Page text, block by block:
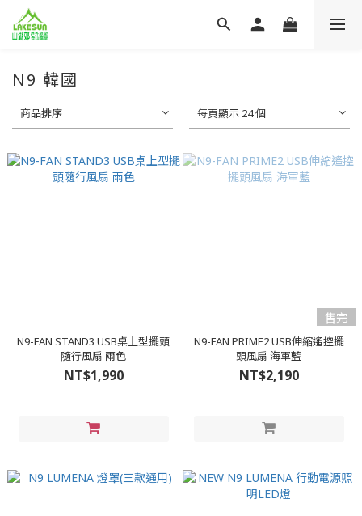
N9 韓國
商品排序 每頁顯示 24 個
N9-FAN STAND3 USB桌上型擺頭
隨行風扇 兩色
NT$1,990
售完
N9-FAN PRIME2 USB伸縮遙控擺
頭風扇 海軍藍
NT$2,190